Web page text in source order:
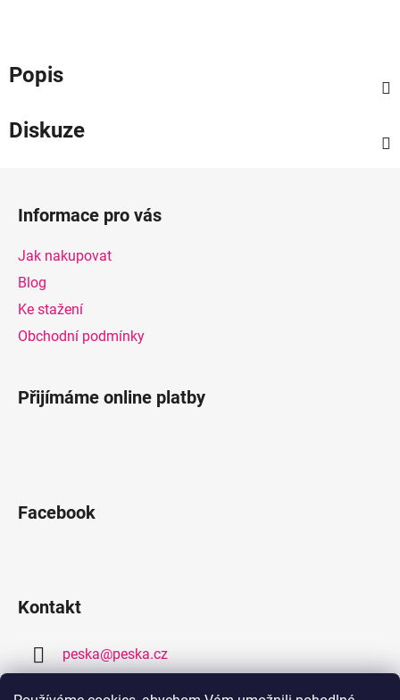
Popis
Diskuze
Informace pro vás
Jak nakupovat
Blog
Ke stažení
Obchodní podmínky
Přijímáme online platby
Facebook
Kontakt
peska@peska.cz
377 259 632